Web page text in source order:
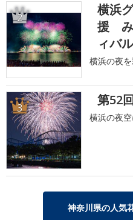
2
横浜
援 み
ィバ
横浜の夜
3 第52
横浜の夜
神奈川県の人気